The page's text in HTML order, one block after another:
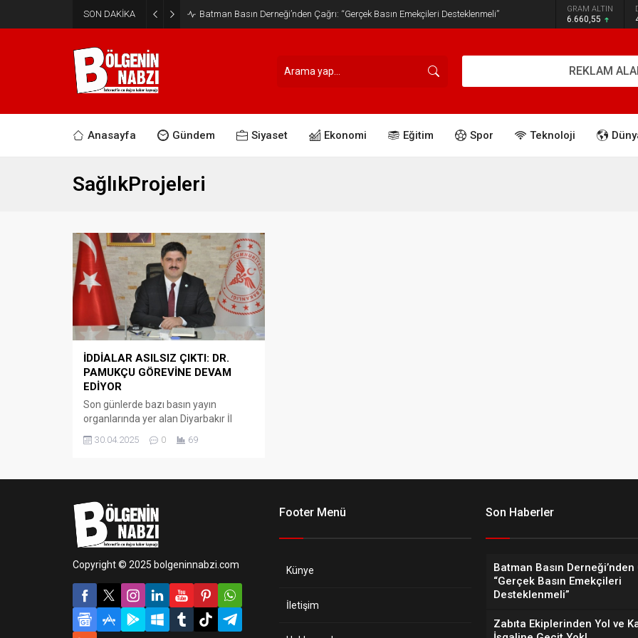
SON DAKİKA Batman Basın Derneği’nden Çağrı: “Gerçek Basın Emekçileri Desteklenmeli” GRAM ALTIN
6.660,55
REKLAM
Anasayfa Gündem Siyaset Ekonomi Eğitim Spor Teknoloji
SağlıkProjeleri
İDDİALAR ASILSIZ ÇIKTI: DR.
PAMUKÇU GÖREVİNE DEVAM
EDİYOR
Son günlerde bazı basın yayın
organlarında yer alan Diyarbakır İl
Sağlık Müdürü Dr. Hakan Pamukçu
hakkındaki haberlerin gerçeği
30.04.2025 0 69
Copyright © 2025 bolgeninnabzi.com
Footer Menü
Künye
İletişim
Son Haberler
Batman Basın Derneği’nden
“Gerçek Basın Emekçileri
Desteklenmeli”
Zabıta Ekiplerinden Yol ve